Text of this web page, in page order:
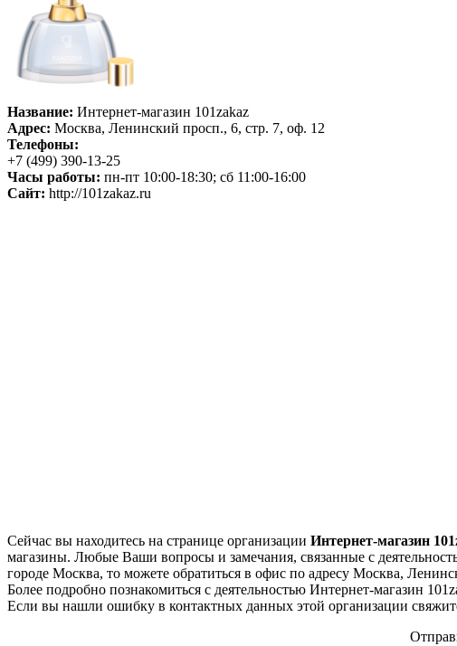
Название: Интернет-магазин 101zakaz
Адрес: Москва, Ленинский просп., 6, стр. 7, оф. 12
Телефоны:
+7 (499) 390-13-25
Часы работы: пн-пт 10:00-18:30; сб 11:00-16:00
Сайт: http://101zakaz.ru
Сейчас вы находитесь на странице организации Интернет-магазин
магазины. Любые Ваши вопросы и замечания, связанные с
городе Москва, то можете обратиться в офис по адресу Москва,
Более подробно познакомиться с деятельностью Интернет-магазин
Если вы нашли ошибку в контактных данных этой организации